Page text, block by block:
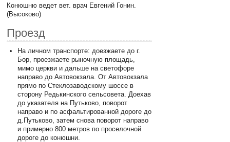
Конюшню ведет вет. врач Евгений Гонин.
(Высоково)
Проезд
На личном транспорте: доезжаете до г.
Бор, проезжаете рыночную площадь,
мимо церкви и дальше на светофоре
направо до Автовокзала. От Автовокзала
прямо по Стеклозаводскому шоссе в
сторону Редькинского сельсовета. Доехав
до указателя на Путьково, поворот
направо и по асфальтированной дороге до
д.Путьково, затем снова поворот направо
и примерно 800 метров по проселочной
дороге до конюшни.